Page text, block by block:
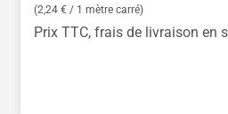
(2,24 € / 1 mètre carré)
Prix TTC, frais de livraison en